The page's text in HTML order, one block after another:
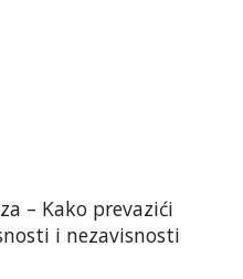
– Kako prevazići
i nezavisnosti